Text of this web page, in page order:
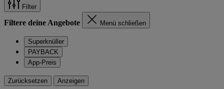
Filter
Filtere deine Angebote Menü schließen
Superknüller
PAYBACK
App-Preis
Zurücksetzen Anzeigen